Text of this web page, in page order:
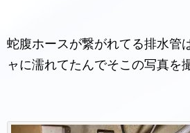
蛇腹ホースが繋がれてる排水管
ャに濡れてたんでそこの写真を